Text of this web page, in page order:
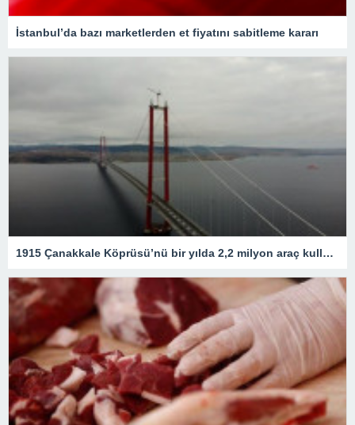
İstanbul’da bazı marketlerden et fiyatını sabitleme kararı
1915 Çanakkale Köprüsü’nü bir yılda 2,2 milyon araç kullandı – Son Dakika Ekonomi Haberleri